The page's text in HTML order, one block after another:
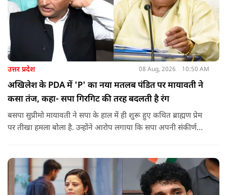
उत्तर प्रदेश 08 Aug, 2026 10:50 AM
अखिलेश के PDA में 'P' का नया मतलब पंडित पर मायावती ने
कसा तंज, कहा- सपा गिरगिट की तरह बदलती है रंग
बसपा सुप्रीमो मायावती ने सपा के हाल में ही शुरू हुए कथित ब्राह्मण प्रेम
पर तीखा हमला बोला है. उन्होंने आरोप लगाया कि सपा अपनी संकीर्ण